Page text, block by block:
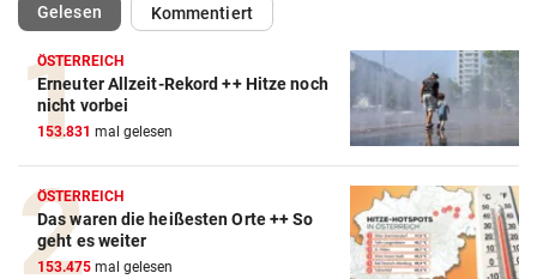
Gelesen(ausgewählt)Kommentiert
ÖSTERREICH
Erneuter Allzeit-Rekord ++ Hitze noch
nicht vorbei
153.831 mal gelesen
ÖSTERREICH
Das waren die heißesten Orte ++ So
geht es weiter
153.475 mal gelesen